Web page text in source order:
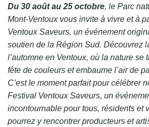
Du 30 août au 25 octobre, le Parc
Mont-Ventoux vous invite à vivre et à
Ventoux Saveurs, un événement
soutien de la Région Sud. Découvrez
l’automne en Ventoux, où la nature se
fête de couleurs et embaume l’air de
C’est le moment parfait pour célébrer
Festival Ventoux Saveurs, un
incontournable pour tous, résidents et
pourrez y rencontrer producteurs et